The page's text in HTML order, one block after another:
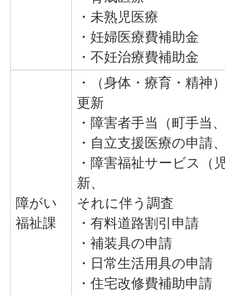
・未熟児医療
・妊婦医療費補助金
・不妊治療費補助金
障がい
福祉課
・（身体・療育・精神
更新
・障害者手当（町手当
・自立支援医療の申請
・障害福祉サービス（
新、
それに伴う調査
・有料道路割引申請
・補装具の申請
・日常生活用具の申請
・住宅改修費補助申請